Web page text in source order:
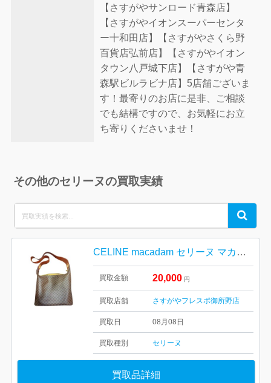
【さすがやサンロード青森店】
【さすがやイオンスーパーセンタ
ー十和田店】【さすがやさくら野
百貨店弘前店】【さすがやイオン
タウン八戸城下店】【さすがや青
森駅ビルラビナ店】5店舗ございま
す！最寄りのお店に是非、ご相談
でも結構ですので、お気軽にお立
ち寄りくださいませ！
その他のセリーヌの買取実績
for:
Search
CELINE macadam セリーヌ マカダム柄 ワンショルダーバッグ
買取金額 20,000 円
買取店舗 さすがやフレスポ御所野店
買取日 08月08日
買取種別 セリーヌ
買取品詳細